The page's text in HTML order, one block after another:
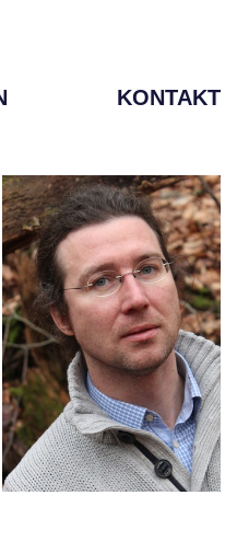
KONTAKT